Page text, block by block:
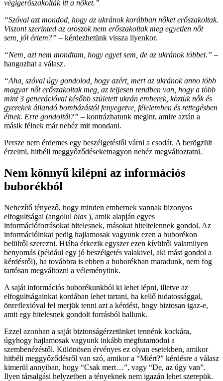
végigerőszakolták itt a nőket.”
“Szóval azt mondod, hogy az ukránok korábban nőket erőszakoltak.
Viszont szerinted az oroszok nem erőszakoltak meg egyetlen nőt
sem, jól értem?” – kérdezhetünk vissza ilyenkor.
“Nem, azt nem mondtam, hogy egyet sem, de az ukránok többet.” –
hangozhat a válasz.
“Aha, szóval úgy gondolod, hogy azért, mert az ukránok anno több
magyar nőt erőszakoltak meg, az teljesen rendben van, hogy a több
mint 3 generációval később született ukrán emberek, köztük nők és
gyerekek állandó bombázástól fenyegetve, félelemben és rettegésben
élnek. Erre gondoltál?” – kontrázhatunk megint, amire aztán a
másik félnek már nehéz mit mondani.
Persze nem érdemes egy beszélgetéstől várni a csodát. A berögzült
érzelmi, hitbéli meggyőződéseketnagyon nehéz megváltoztatni.
Nem könnyű kilépni az információs
buborékból
Nehezítő tényező, hogy minden embernek vannak bizonyos
elfogultságai (angolul bias ), amik alapján egyes
információforrásokat hitelesnek, másokat hiteltelennek gondol. Az
információinkat pedig hajlamosak vagyunk ezen a buborékon
belülről szerezni. Hiába érkezik egyszer ezen kívülről valamilyen
benyomás (például egy jó beszélgetés valakivel, aki mást gondol a
kérdésről), ha továbbra is ebben a buborékban maradunk, nem fog
tartósan megváltozni a véleményünk.
A saját információs buborékunkból ki lehet lépni, illetve az
elfogultságainkat kordában lehet tartani, ha kellő tudatossággal,
önreflexióval fel merjük tenni azt a kérdést, hogy biztosan igaz-e,
amit egy hitelesnek gondolt forrásból hallunk.
Ezzel azonban a saját biztonságérzetünket tennénk kockára,
úgyhogy hajlamosak vagyunk inkább megfutamodni a
szembenézéstől. Különösen érvényes ez olyan esetekben, amikor
hitbéli meggyőződésről van szó, amikor a “Miért?” kérdésre a válasz
kimerül annyiban, hogy “Csak mert…”, vagy “De, az úgy van”.
Ilyen társalgási helyzetben a tényeknek nem igazán lehet szerepük.